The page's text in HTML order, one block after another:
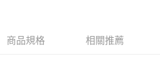
分期的期數、繳款截止日，確認付款後即完
之後才付款」的支付方式。 讓您購物簡單
商品規格 相關推薦